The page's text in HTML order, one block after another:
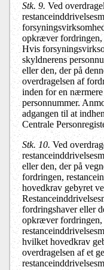
Stk. 9. Ved
opkræver fordringen,
Hvis
skyldnerens
eller den, der på
overdragelsen af
inden for en
personnummer.
adgangen til at
Centrale
Stk. 10.Ved
eller den, der på
fordringen,
hovedkrav gebyret
fordringshaver eller
opkræver fordringen,
hvilket hovedkrav
overdragelsen af et